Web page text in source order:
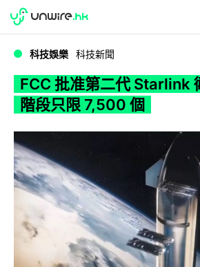
WWDC 2026
科技娛樂 科技新聞
FCC 批准第二代
階段只限 7,500 個